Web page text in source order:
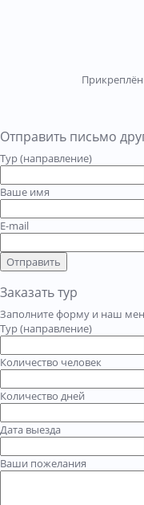
Отправить письмо
Тур (направление)
Ваше имя
E-mail
Отправить
Заказать тур
Заполните форму и наш
Тур (направление)
Количество человек
Количество дней
Дата выезда
Ваши пожелания